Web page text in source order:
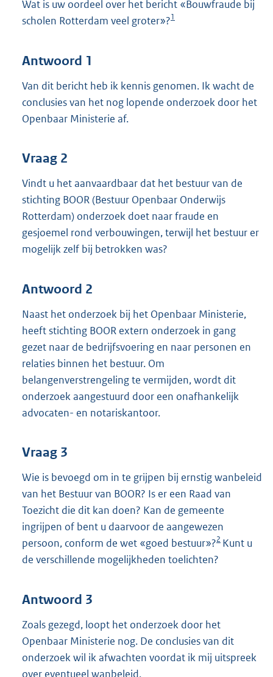
Wat is uw oordeel over het bericht «Bouwfraude bij
scholen Rotterdam veel groter»?1
Antwoord 1
Van dit bericht heb ik kennis genomen. Ik wacht de
conclusies van het nog lopende onderzoek door het
Openbaar Ministerie af.
Vraag 2
Vindt u het aanvaardbaar dat het bestuur van de
stichting BOOR (Bestuur Openbaar Onderwijs
Rotterdam) onderzoek doet naar fraude en
gesjoemel rond verbouwingen, terwijl het bestuur er
mogelijk zelf bij betrokken was?
Antwoord 2
Naast het onderzoek bij het Openbaar Ministerie,
heeft stichting BOOR extern onderzoek in gang
gezet naar de bedrijfsvoering en naar personen en
relaties binnen het bestuur. Om
belangenverstrengeling te vermijden, wordt dit
onderzoek aangestuurd door een onafhankelijk
advocaten- en notariskantoor.
Vraag 3
Wie is bevoegd om in te grijpen bij ernstig wanbeleid
van het Bestuur van BOOR? Is er een Raad van
Toezicht die dit kan doen? Kan de gemeente
ingrijpen of bent u daarvoor de aangewezen
persoon, conform de wet «goed bestuur»?2 Kunt u
de verschillende mogelijkheden toelichten?
Antwoord 3
Zoals gezegd, loopt het onderzoek door het
Openbaar Ministerie nog. De conclusies van dit
onderzoek wil ik afwachten voordat ik mij uitspreek
over eventueel wanbeleid.